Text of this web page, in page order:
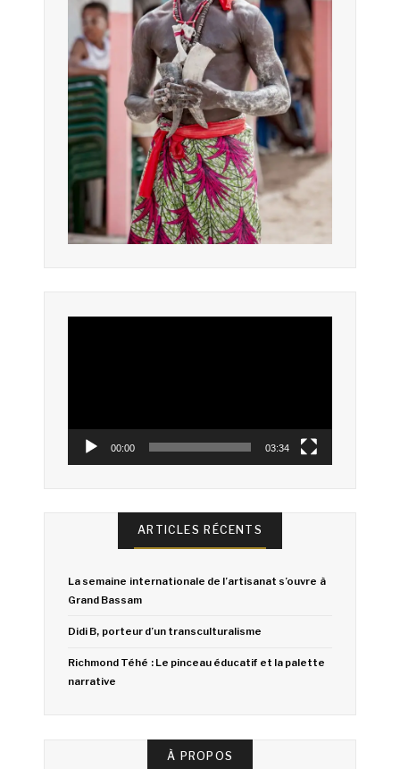
00:00 03:34
ARTICLES RÉCENTS
La semaine internationale de l’artisanat s’ouvre à
Grand Bassam
Didi B, porteur d’un transculturalisme
Richmond Téhé : Le pinceau éducatif et la palette
narrative
À PROPOS